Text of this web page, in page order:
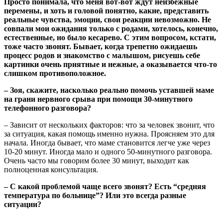
перемены, и хоть и головой понятно, какие, представить
реальные чувства, эмоции, свои реакции невозможно. Не
совпали мои ожидания только с родами, хотелось, конечно,
естественные, но было кесарево. С этим вопросом, кстати,
тоже часто звонят. Бывает, когда трепетно ожидаешь
процесс родов и знакомство с малышом, рисуешь себе
картинки очень приятные и нежные, а оказывается что-то
слишком противоположное.
– Зоя, скажите, насколько реально помочь уставшей маме
на грани нервного срыва при помощи 30-минутного
телефонного разговора?
– Зависит от нескольких факторов: что за человек звонит, что
за ситуация, какая помощь именно нужна. Проясняем это для
начала. Иногда бывает, что маме становится легче уже через
10-20 минут. Иногда мало и одного 50-минутного разговора.
Очень часто мы говорим более 30 минут, выходит как
полноценная консультация.
– С какой проблемой чаще всего звонят? Есть “средняя
температура по больнице”? Или это всегда разные
ситуации?